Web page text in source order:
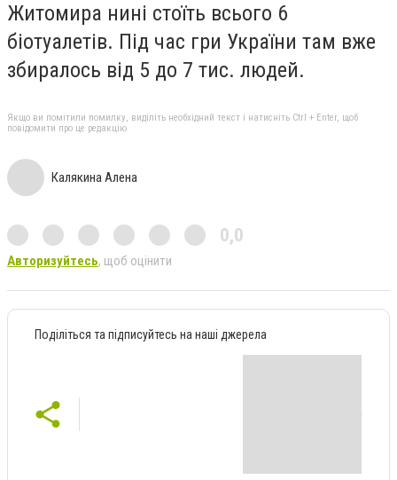
Житомира нині стоїть всього 6
біотуалетів. Під час гри України там вже
збиралось від 5 до 7 тис. людей.
Якщо ви помітили помилку, виділіть необхідний текст і натисніть Ctrl + Enter, щоб
повідомити про це редакцію
Калякина Алена
0,0
Авторизуйтесь, щоб оцінити
Поділіться та підписуйтесь на наші джерела